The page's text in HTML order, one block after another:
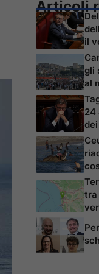
Articoli
il
gli
al
24
tra